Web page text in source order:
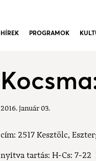
HÍREK PROGRAMOK
2016. január 03.
cím: 2517 Kesztölc,
nyitva tartás: H-Cs: 7-